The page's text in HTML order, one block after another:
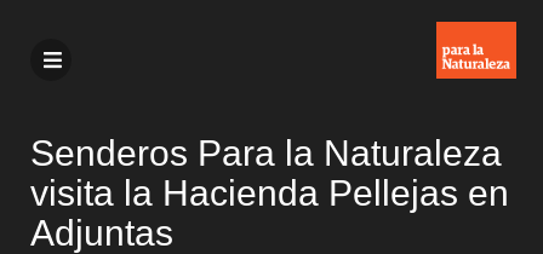
Senderos Para la Naturaleza
visita la Hacienda Pellejas en
Adjuntas